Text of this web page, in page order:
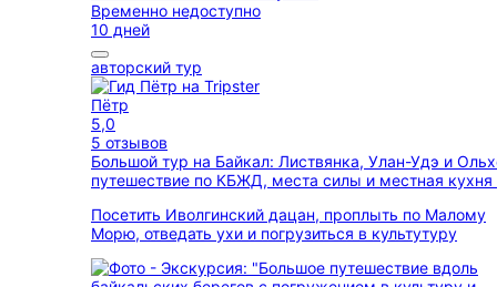
Временно недоступно
10 дней
авторский тур
Пётр
5,0
5 отзывов
Большой тур на Байкал: Листвянка, Улан-Удэ и
путешествие по КБЖД, места силы и местная кухня
Посетить Иволгинский дацан, проплыть по Малому
Морю, отведать ухи и погрузиться в культутуру